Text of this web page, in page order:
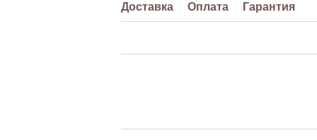
Доставка Оплата Гарантия